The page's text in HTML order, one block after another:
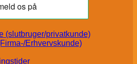
(slutbruger/privatkunde)
Erhvervskunde)